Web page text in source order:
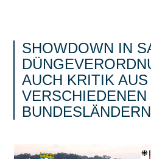
SHOWDOWN IN
AUCH KRITIK AUS
VERSCHIEDENEN
BUNDESLÄNDERN